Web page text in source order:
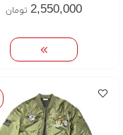
2,550,000 تومان